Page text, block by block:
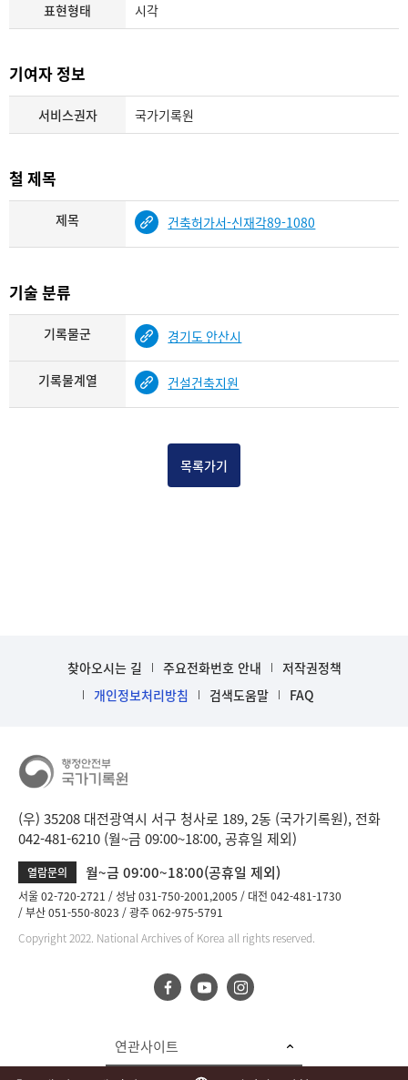
표현형태 시각
기여자 정보
서비스권자 국가기록원
철 제목
제목 건축허가서-신재각89-1080
기술 분류
기록물군 경기도 안산시
기록물계열 건설건축지원
목록가기
찾아오시는 길 주요전화번호 안내
저작권정책
개인정보처리방침
검색도움말 FAQ
(우) 35208 대전광역시 서구 청사로 189, 2동 (국가기록원), 전화
042-481-6210 (월~금 09:00~18:00, 공휴일 제외)
열람문의 월~금 09:00~18:00(공휴일 제외)
서울 02-720-2721 성남 031-750-2001,2005
대전 042-481-1730
부산 051-550-8023
광주 062-975-5791
Copyright 2022. National Archives of Korea all rights reserved.
연관사이트